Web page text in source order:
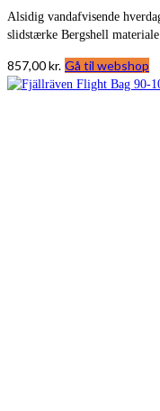
Alsidig vandafvisende
slidstærke Bergshell materiale.
857,00kr. Gå til webshop